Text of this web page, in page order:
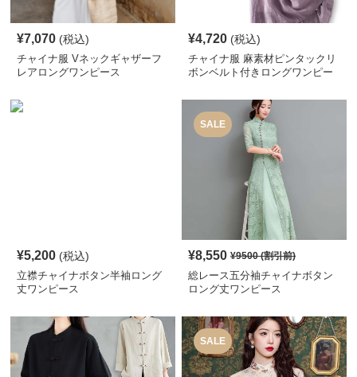
¥7,070 (税込)
チャイナ服 Vネックギャザーフ
レアロングワンピース
¥4,720 (税込)
チャイナ服 麻素材ピンタックリ
ボンベルト付きロングワンピー
¥5,200 (税込)
立襟チャイナボタン半袖ロング
丈ワンピース
SALE
¥8,550 ¥9500(割引前)
総レース五分袖チャイナボタン
ロング丈ワンピース
SALE